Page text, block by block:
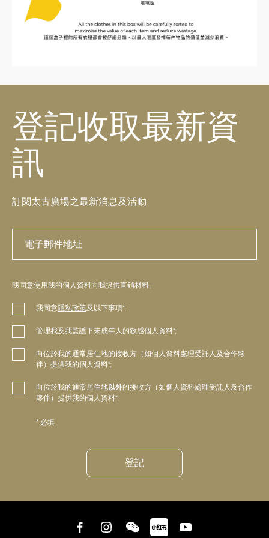
登記收取最新資
訊
訂閱太古廣場之最新消息及活動
我同意使用我的個人資料向我提供直銷材料。
我同意隱私政策及以下事項*;
管理我及我監護下未成年人的敏感個人資料*;
向位於我的通常居住地的接收方（如個人資料處理受託人及合作夥
伴）提供我的個人資料*;
向位於我的通常居住地以外的接收方（如個人資料處理受託人及合作
夥伴）提供我的個人資料*;
* 必填
登記